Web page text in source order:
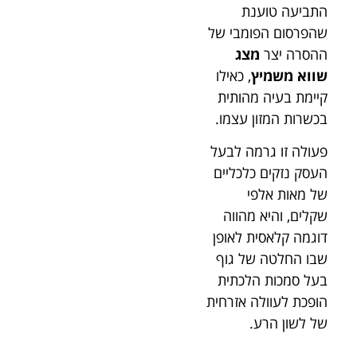
התביעה טוענת
שהפרסום הפומבי של
ההסרה יצר מצג
שווא משמיץ, כאילו
קיימת בעיה מהותית
בכשרות המזון עצמו.
פעולה זו גרמה לבעל
העסק נזקים כלכליים
של מאות אלפי
שקלים, והיא מהווה
דוגמה קלאסית לאופן
שבו החלטה של גוף
בעל סמכות הלכתית
הופכת לעוולה אזרחית
של לשון הרע.